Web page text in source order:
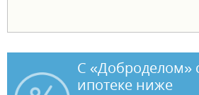
С «Доброделом»
ипотеке ниже